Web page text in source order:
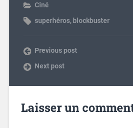
Ciné
superhéros, blockbuster
Previous post
Next post
Laisser un